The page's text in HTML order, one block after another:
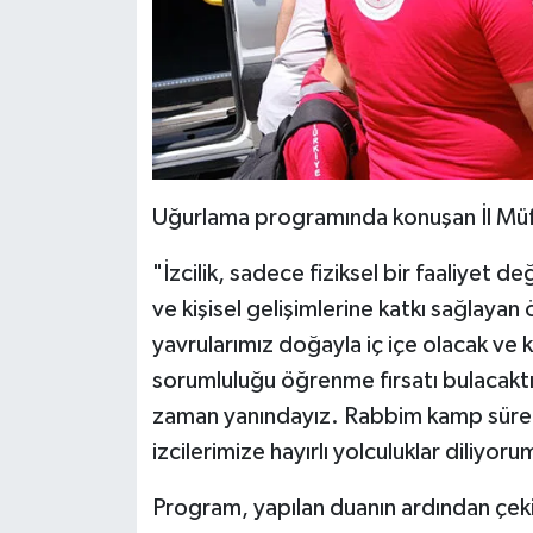
Uğurlama programında konuşan İl
"İzcilik, sadece fiziksel bir faaliyet
ve kişisel gelişimlerine katkı
yavrularımız doğayla iç içe olacak
sorumluluğu öğrenme fırsatı
zaman yanındayız. Rabbim kamp
izcilerimize hayırlı yolculuklar
Program, yapılan duanın ardından
Diyarbakır Müftülüğü
Düzce Müftülüğü
Edirne Müftülüğü
Erzurum Müftülüğü
Eskişehir Müftülüğü
Gaziantep Müftülüğü
İhtida Haberleri